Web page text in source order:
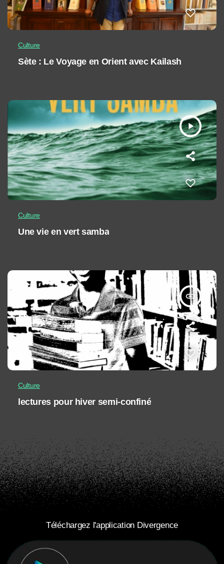
Culture
Sète : Le Voyage en Orient avec Kailash
play_arrow
Culture
Une vie en vert samba
insert_link
Culture
lectures pour hiver semi-confiné
Téléchargez l'application Divergence